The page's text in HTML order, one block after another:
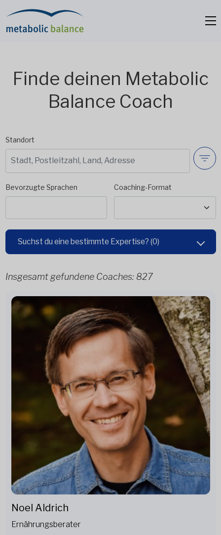
Finde deinen Metabolic
Balance Coach
Standort
Bevorzugte Sprachen Coaching-Format
Suchst du eine bestimmte Expertise? (0)
Insgesamt gefundene Coaches: 827
Noel Aldrich
Ernährungsberater